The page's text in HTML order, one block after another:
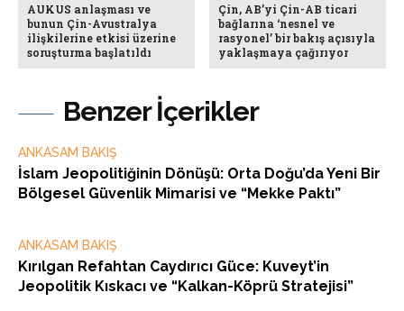
Benzer İçerikler
ANKASAM BAKIŞ
İslam Jeopolitiğinin Dönüşü: Orta Doğu’da Yeni Bir
Bölgesel Güvenlik Mimarisi ve “Mekke Paktı”
ANKASAM BAKIŞ
Kırılgan Refahtan Caydırıcı Güce: Kuveyt’in
Jeopolitik Kıskacı ve “Kalkan-Köprü Stratejisi”
AUKUS anlaşması ve
bunun Çin-Avustralya
ilişkilerine etkisi üzerine
soruşturma başlatıldı
Çin, AB’yi Çin-AB ticari
bağlarına ‘nesnel ve
rasyonel’ bir bakış açısıyla
yaklaşmaya çağırıyor